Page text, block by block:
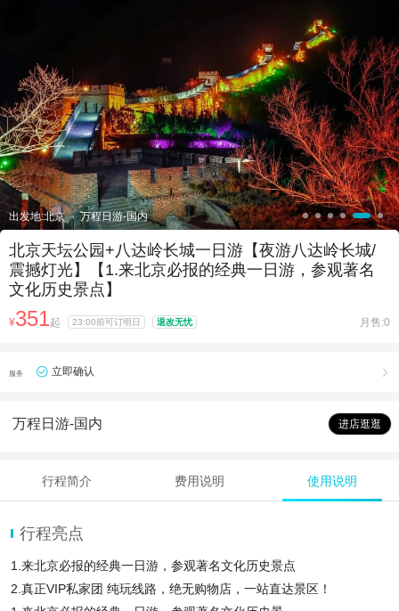
出发地:北京 万程日游-国内
北京天坛公园+八达岭长城一日游【夜游八达岭长城/
震撼灯光】【1.来北京必报的经典一日游，参观著名
文化历史景点】
¥351起 23:00前可订明日 退改无忧 月售:0
服务 立即确认 
万程日游-国内 进店逛逛
行程简介 费用说明 使用说明
行程亮点
1.来北京必报的经典一日游，参观著名文化历史景点
2.真正VIP私家团 纯玩线路，绝无购物店，一站直达景区！